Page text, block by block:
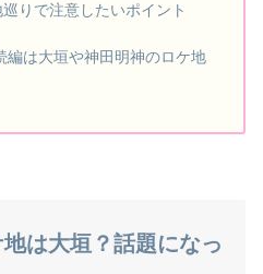
りで注意したいポイント
編は大垣や神田明神のロケ地
は大垣？話題になっ